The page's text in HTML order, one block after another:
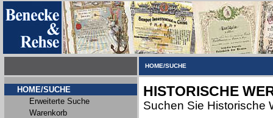
HOME/SUCHE
HOME/SUCHE
Erweiterte Suche
Warenkorb
HISTORISCHE
Suchen Sie Historische